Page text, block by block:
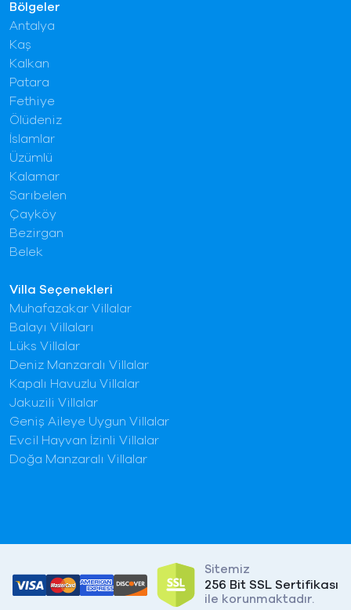
Villa Seçenekleri
Muhafazakar Villalar
Balayı Villaları
Lüks Villalar
Deniz Manzaralı Villalar
Kapalı Havuzlu Villalar
Jakuzili Villalar
Geniş Aileye Uygun Villalar
Evcil Hayvan İzinli Villalar
Doğa Manzaralı Villalar
Bölgeler
Antalya
Kaş
Kalkan
Patara
Fethiye
Ölüdeniz
İslamlar
Üzümlü
Kalamar
Sarıbelen
Çayköy
Bezirgan
Belek
Sitemiz
256 Bit SSL Sertifikası
ile korunmaktadır.